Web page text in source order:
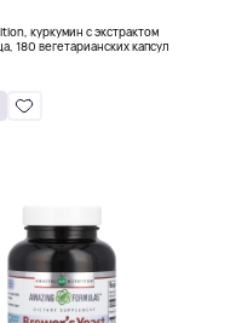
куркумин с экстрактом
180 вегетарианских капсул